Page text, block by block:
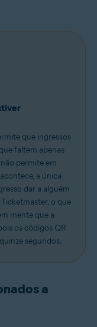
que ingressos
faltem apenas
permite em
a única
dar a alguém
o que
mente que a
os códigos QR
segundos.
a